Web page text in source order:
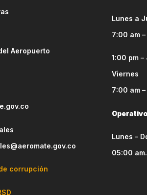
Aeropuerto
corrupción
Lunes a
7:00 am
1:00 pm
Viernes
7:00 am
Operativo
Lunes –
05:00